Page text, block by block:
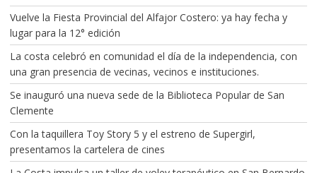
Vuelve la Fiesta Provincial del Alfajor Costero: ya hay fecha y
lugar para la 12° edición
La costa celebró en comunidad el día de la independencia, con
una gran presencia de vecinas, vecinos e instituciones.
Se inauguró una nueva sede de la Biblioteca Popular de San
Clemente
Con la taquillera Toy Story 5 y el estreno de Supergirl,
presentamos la cartelera de cines